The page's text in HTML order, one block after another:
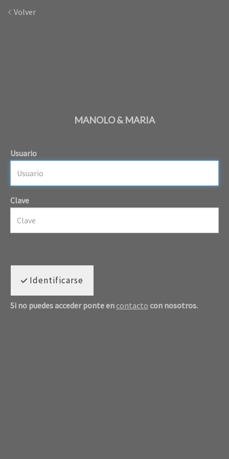
Volver
MANOLO & MARIA
Usuario
Clave
Identificarse
Si no puedes acceder ponte en contacto con nosotros.